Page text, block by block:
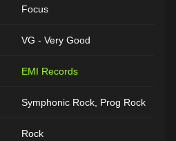
Focus
VG - Very Good
EMI Records
Symphonic Rock, Prog Rock
Rock